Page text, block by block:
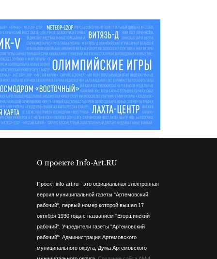
О проекте Info-Art.RU
Проект info-art.ru - это официальная электронная
версия муниципальной газеты "Артемовский
рабочий", первый номер которой вышел 17
октября 1930 года с названием "Егоршинский
рабочий". Учредители газеты "Артемовский
рабочий": Администрация Артемовского
муниципального округа, Дума Артемовского